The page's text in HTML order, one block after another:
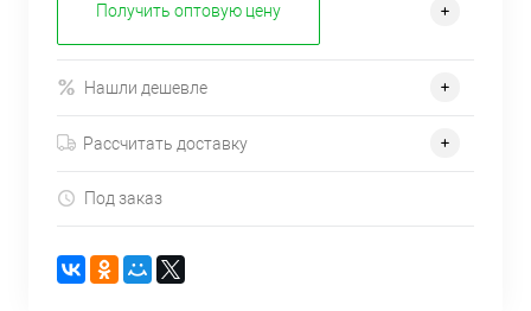
Получить оптовую цену
Нашли дешевле
Рассчитать доставку
Под заказ